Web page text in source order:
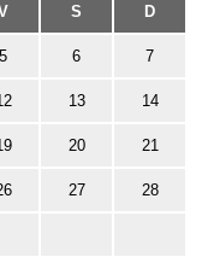
S D
5 6 7
13 14
20 21
27 28